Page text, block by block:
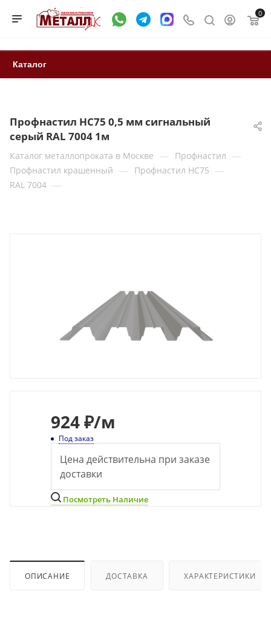
0
Каталог
Профнастил НС75 0,5 мм сигнальный
серый RAL 7004 1м
Каталог металлопроката в Москве — Профнастил —
Профнастил крашенный — Профнастил НС75 —
RAL 7004 —
924₽/м
Под заказ
Цена действительна при заказе
доставки
Посмотреть Наличие
ОПИСАНИЕ ДОСТАВКА ХАРАКТЕРИСТИКИ